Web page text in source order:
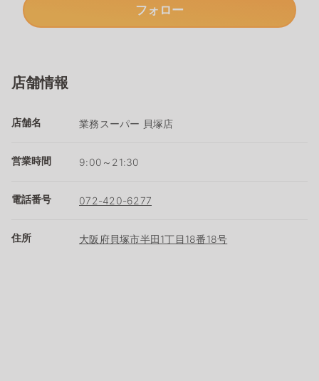
フォロー
店舗情報
店舗名 業務スーパー 貝塚店
営業時間 9:00～21:30
電話番号 072-420-6277
住所 大阪府貝塚市半田1丁目18番18号